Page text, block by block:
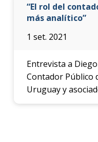
“El rol del
más analítico”
1 set. 2021
Entrevista a
Contador Público
Uruguay y